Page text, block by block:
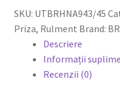
SKU: UTBRHNA943/45
Priza, Rulment Brand:
Descriere
Informații
Recenzii (0)